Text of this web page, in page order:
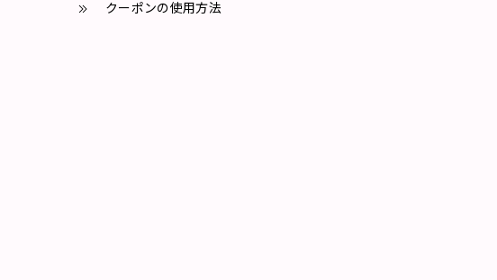
クーポンの使用方法